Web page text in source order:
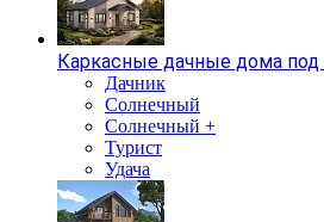
Каркасные дачные дома
Дачник
Солнечный
Солнечный +
Турист
Удача